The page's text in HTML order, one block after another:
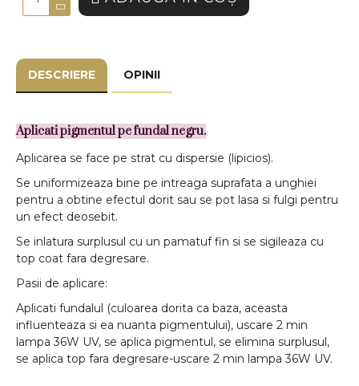
DESCRIERE OPINII
Aplicati pigmentul pe fundal negru.
Aplicarea se face pe strat cu dispersie (lipicios).
Se uniformizeaza bine pe intreaga suprafata a unghiei
pentru a obtine efectul dorit sau se pot lasa si fulgi pentru
un efect deosebit.
Se inlatura surplusul cu un pamatuf fin si se sigileaza cu
top coat fara degresare.
Pasii de aplicare:
Aplicati fundalul (culoarea dorita ca baza, aceasta
influenteaza si ea nuanta pigmentului), uscare 2 min
lampa 36W UV, se aplica pigmentul, se elimina surplusul,
se aplica top fara degresare-uscare 2 min lampa 36W UV.